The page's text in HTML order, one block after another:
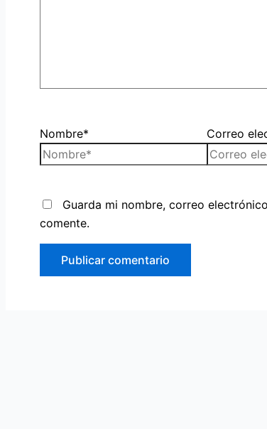
Nombre* Correo
Guarda mi nombre, correo
comente.